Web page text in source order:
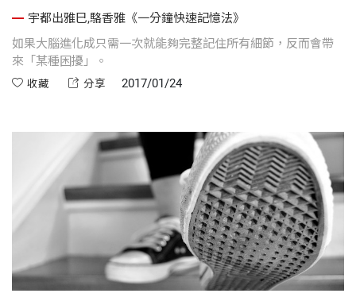
宇都出雅巳,駱香雅《一分鐘快速記憶法》
如果大腦進化成只需一次就能夠完整記住所有細節，反而會帶
來「某種困擾」。
收藏 分享 2017/01/24